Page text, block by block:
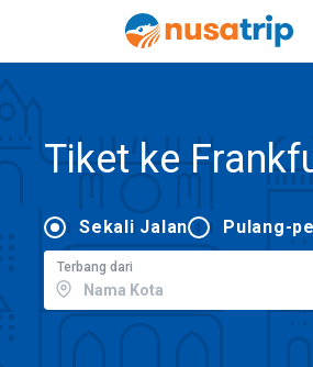
Tiket ke
Sekali Jalan Pulang-
Terbang dari